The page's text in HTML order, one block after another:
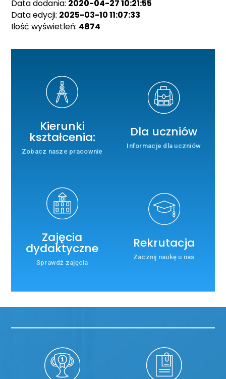
Data dodania: 2020-04-27 10:21:55
Data edycji: 2025-03-10 11:07:33
Ilość wyświetleń: 4874
Kierunki
kształcenia:
Zobacz nasze pracownie
Dla uczniów
Informacje dla uczniów
Zajęcia
dydaktyczne
Sprawdź zajęcia
Rekrutacja
Zacznij naukę u nas